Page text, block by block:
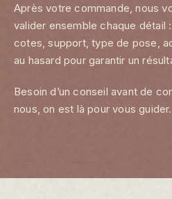
Après votre commande, nous
valider ensemble chaque détail
cotes, support, type de pose,
au hasard pour garantir un
Besoin d’un conseil avant de
nous, on est là pour vous guider.